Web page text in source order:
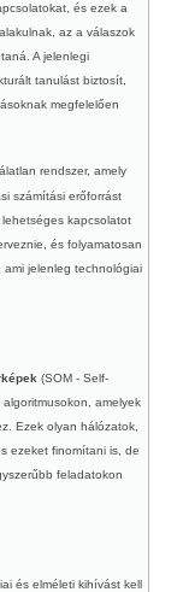
és ezek a
az a válaszok
A jelenlegi
tanulást biztosít,
megfelelően
rendszer, amely
számítási erőforrást
kapcsolatot
és folyamatosan
jelenleg technológiai
(SOM - Self-
amelyek
Ezek olyan hálózatok,
ezeket finomítani is, de
feladatokon
és elméleti kihívást kell